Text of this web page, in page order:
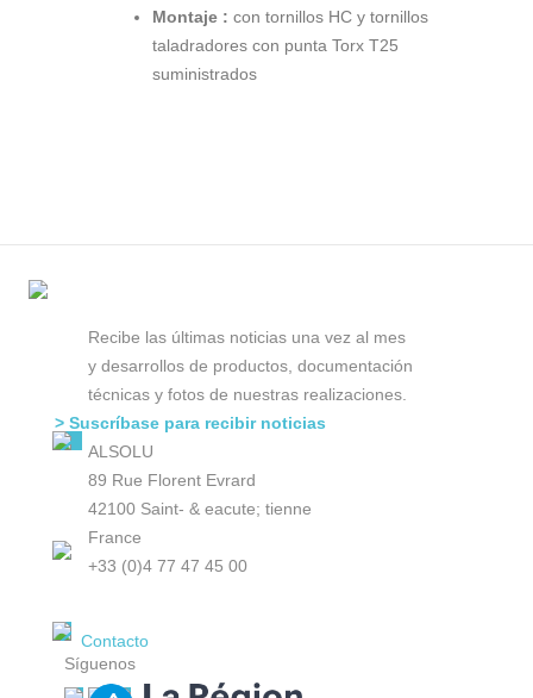
Montaje : con tornillos HC y tornillos
taladradores con punta Torx T25
suministrados
Recibe las últimas noticias una vez al mes
y desarrollos de productos, documentación
técnicas y fotos de nuestras realizaciones.
> Suscríbase para recibir noticias
ALSOLU
89 Rue Florent Evrard
42100 Saint- & eacute; tienne
France
+33 (0)4 77 47 45 00
Contacto
Síguenos